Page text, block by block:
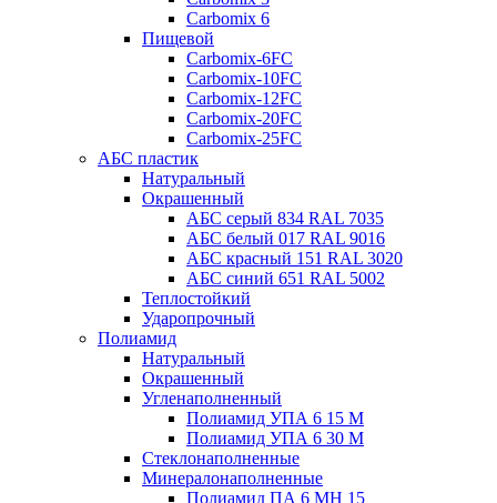
Carbomix 6
Пищевой
Carbomix-6FC
Carbomix-10FC
Carbomix-12FC
Carbomix-20FC
Carbomix-25FC
АБС пластик
Натуральный
Окрашенный
АБС серый 834 RAL 7035
АБС белый 017 RAL 9016
АБС красный 151 RAL 3020
АБС синий 651 RAL 5002
Теплостойкий
Ударопрочный
Полиамид
Натуральный
Окрашенный
Угленаполненный
Полиамид УПА 6 15 М
Полиамид УПА 6 30 М
Стеклонаполненные
Минералонаполненные
Полиамид ПА 6 МН 15